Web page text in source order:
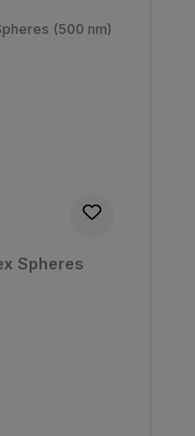
Spheres